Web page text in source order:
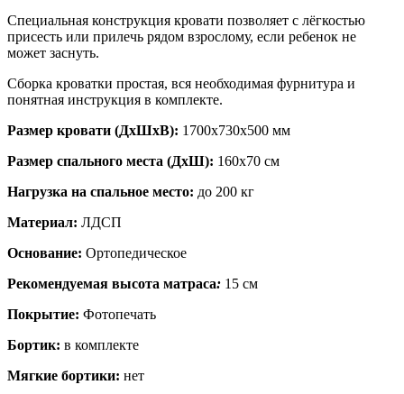
Специальная конструкция кровати позволяет с лёгкостью
присесть или прилечь рядом взрослому, если ребенок не
может заснуть.
Сборка кроватки простая, вся необходимая фурнитура и
понятная инструкция в комплекте.
Размер кровати (ДхШхВ): 1700х730х500 мм
Размер спального места (ДхШ): 160х70 см
Нагрузка на спальное место: до 200 кг
Материал: ЛДСП
Основание: Ортопедическое
Рекомендуемая высота матраса: 15 см
Покрытие: Фотопечать
Бортик: в комплекте
Мягкие бортики: нет